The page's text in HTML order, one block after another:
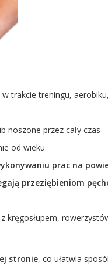
trakcie treningu, aerobiku,
noszone przez cały czas
od wieku
prac na
przeziębieniom
kręgosłupem,
stronie, co ułatwia